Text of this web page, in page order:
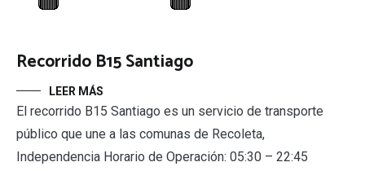
Recorrido B15 Santiago
LEER MÁS
El recorrido B15 Santiago es un servicio de transporte
público que une a las comunas de Recoleta,
Independencia Horario de Operación: 05:30 – 22:45